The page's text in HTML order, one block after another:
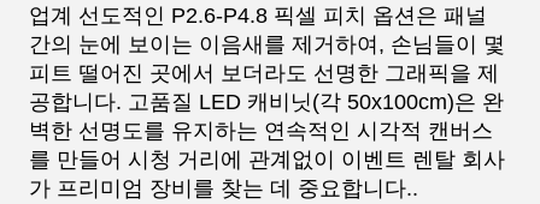
업계 선도적인 P2.6-P4.8 픽셀 피치 옵션은 패널
간의 눈에 보이는 이음새를 제거하여, 손님들이 몇
피트 떨어진 곳에서 보더라도 선명한 그래픽을 제
공합니다. 고품질 LED 캐비닛(각 50x100cm)은 완
벽한 선명도를 유지하는 연속적인 시각적 캔버스
를 만들어 시청 거리에 관계없이 이벤트 렌탈 회사
가 프리미엄 장비를 찾는 데 중요합니다..